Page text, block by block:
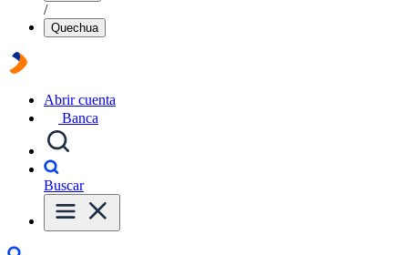
/
Quechua
Abrir cuenta
Banca
Buscar